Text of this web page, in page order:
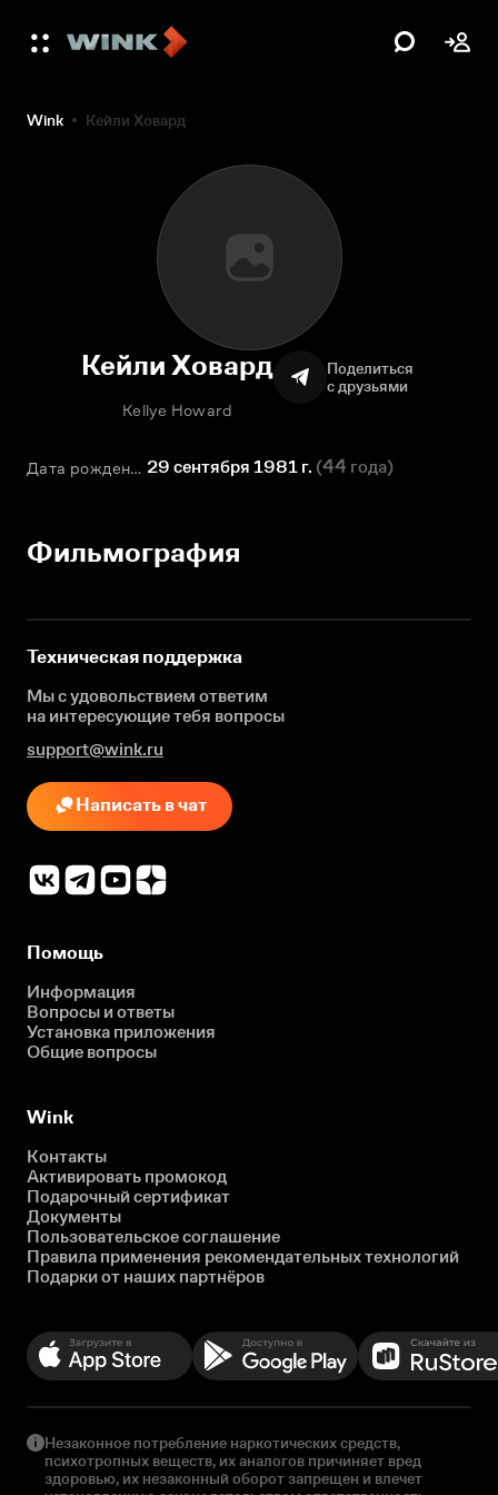
Wink Кейли Ховард
Кейли Ховард
Kellye Howard
Поделиться
с друзьями
Дата рождения 29 сентября 1981 г. (44 года)
Фильмография
Техническая поддержка
Мы с удовольствием ответим
на интересующиетебя вопросы
support@wink.ru
Написать в чат
Помощь
Информация
Вопросы и ответы
Установка приложения
Общие вопросы
Wink
Контакты
Активировать промокод
Подарочный сертификат
Документы
Пользовательское соглашение
Правила применения рекомендательных технологий
Подарки от наших партнёров
Незаконное потребление наркотических средств,
психотропных веществ, их аналогов причиняет вред
здоровью, их незаконный оборот запрещен и влечет